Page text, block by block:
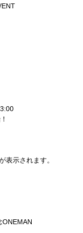
表示されます。
ONEMAN